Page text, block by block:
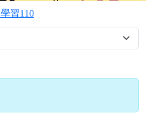
113 學年度 認真學習110